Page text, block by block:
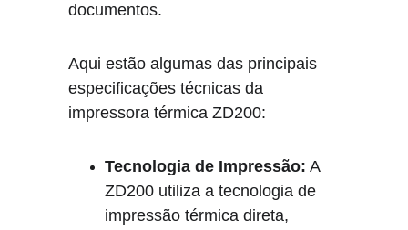
documentos.
Aqui estão algumas das principais
especificações técnicas da
impressora térmica ZD200:
Tecnologia de Impressão: A
ZD200 utiliza a tecnologia de
impressão térmica direta,